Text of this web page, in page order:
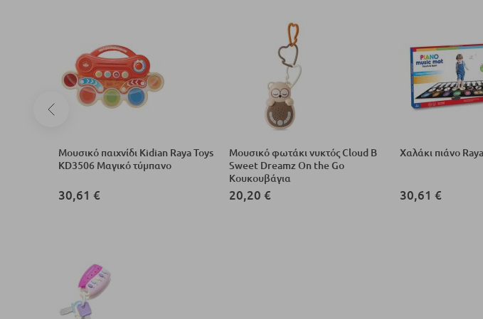
Μουσικό παιχνίδι Kidian Raya Toys
KD3506 Μαγικό τύμπανο
30,61 €
Μουσικό φωτάκι νυκτός Cloud B
Sweet Dreamz On the Go
Κουκουβάγια
20,20 €
Χαλάκι πιάνο
30,61 €